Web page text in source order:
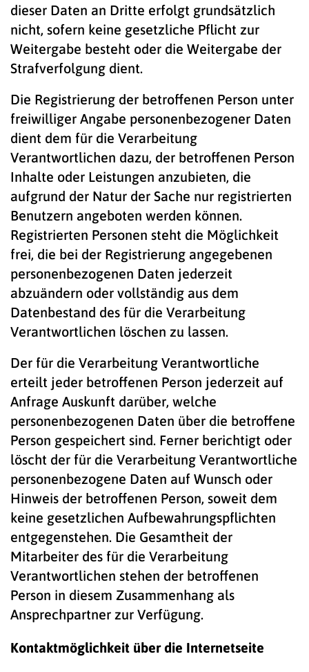
dieser Daten an Dritte erfolgt grundsätzlich
nicht, sofern keine gesetzliche Pflicht zur
Weitergabe besteht oder die Weitergabe der
Strafverfolgung dient.
Die Registrierung der betroffenen Person unter
freiwilliger Angabe personenbezogener Daten
dient dem für die Verarbeitung
Verantwortlichen dazu, der betroffenen Person
Inhalte oder Leistungen anzubieten, die
aufgrund der Natur der Sache nur registrierten
Benutzern angeboten werden können.
Registrierten Personen steht die Möglichkeit
frei, die bei der Registrierung angegebenen
personenbezogenen Daten jederzeit
abzuändern oder vollständig aus dem
Datenbestand des für die Verarbeitung
Verantwortlichen löschen zu lassen.
Der für die Verarbeitung Verantwortliche
erteilt jeder betroffenen Person jederzeit auf
Anfrage Auskunft darüber, welche
personenbezogenen Daten über die betroffene
Person gespeichert sind. Ferner berichtigt oder
löscht der für die Verarbeitung Verantwortliche
personenbezogene Daten auf Wunsch oder
Hinweis der betroffenen Person, soweit dem
keine gesetzlichen Aufbewahrungspflichten
entgegenstehen. Die Gesamtheit der
Mitarbeiter des für die Verarbeitung
Verantwortlichen stehen der betroffenen
Person in diesem Zusammenhang als
Ansprechpartner zur Verfügung.
Kontaktmöglichkeit über die Internetseite